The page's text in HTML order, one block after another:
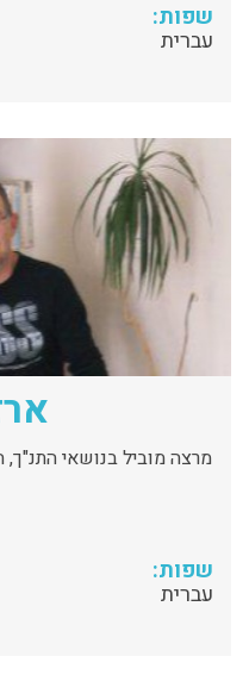
שפות:
עברית
מרצה מוביל בנושאי
שפות:
עברית